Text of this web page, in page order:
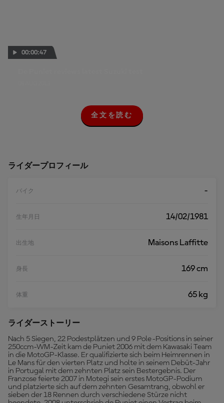
00:00:47
全
文
全文を読む
ライダープロフィール
バイク -
生年月日 14/02/1981
出生地 Maisons Laffitte
身長 169 cm
体重 65 kg
ライダーストーリー
Nach 5 Siegen, 22 Podestplätzen und 9 Pole-Positions in seiner
250ccm-WM-Zeit kam de Puniet 2006 mit dem Kawasaki Team
in die MotoGP-Klasse. Er qualifizierte sich beim Heimrennen in
Le Mans für den vierten Platz und holte in seinem Debüt-Jahr
in Portugal mit dem zehnten Platz sein Bestergebnis. Der
Franzose feierte 2007 in Motegi sein erstes MotoGP-Podium
und platzierte sich auf dem zehnten Gesamtrang, obwohl er
sieben der 18 Rennen durch verschiedene Stürze nicht